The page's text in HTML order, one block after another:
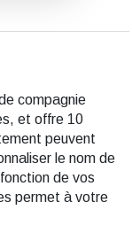
compagnie
et offre 10
peuvent
le nom de
de vos
permet à votre